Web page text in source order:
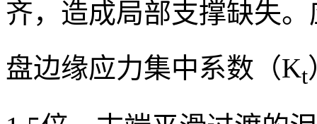
齐，造成局部支撑缺失
盘边缘应力集中系数（Kt